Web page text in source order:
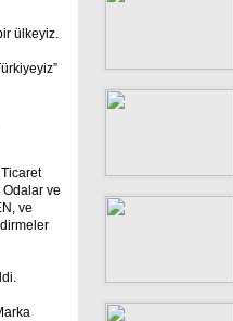
ülkeyiz.
Odalar ve
ve